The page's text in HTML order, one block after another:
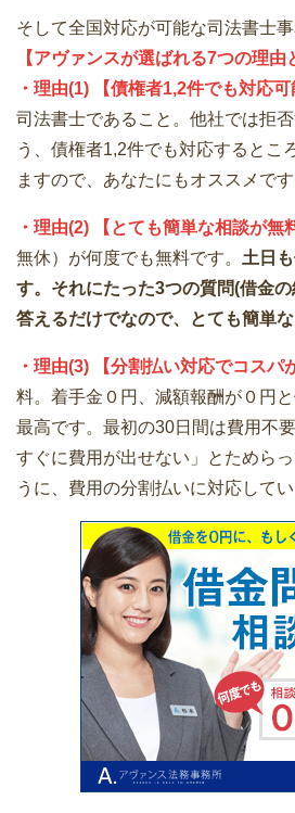
そして全国対応が可能な司法書士事
【アヴァンスが選ばれる7つの理由
・理由(1) 【債権者1,2件でも対応可
司法書士であること。他社では拒
う、債権者1,2件でも対応するとこ
ますので、あなたにもオススメです
・理由(2) 【とても簡単な相談が無
無休）が何度でも無料です。 土日
す。それにたった3つの質問(借金
答えるだけでなので、とても簡単な
・理由(3) 【分割払い対応でコスパ
料。着手金０円、減額報酬が０円
最高です。最初の30日間は費用不
すぐに費用が出せない」とためら
うに、費用の分割払いに対応してい